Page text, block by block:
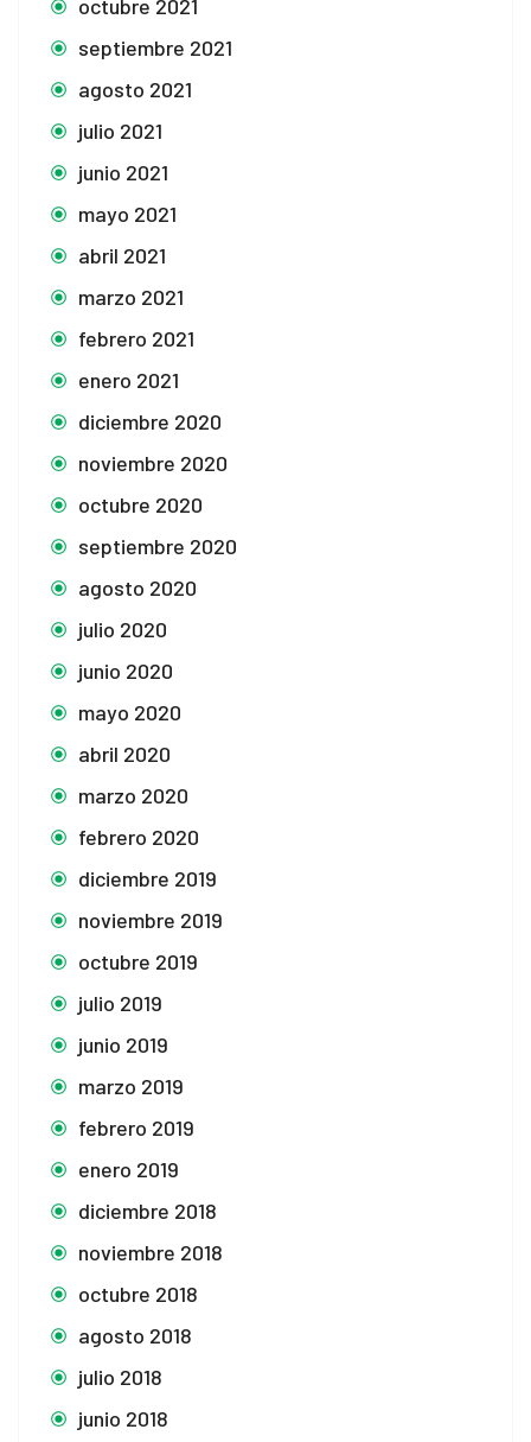
octubre 2021
septiembre 2021
agosto 2021
julio 2021
junio 2021
mayo 2021
abril 2021
marzo 2021
febrero 2021
enero 2021
diciembre 2020
noviembre 2020
octubre 2020
septiembre 2020
agosto 2020
julio 2020
junio 2020
mayo 2020
abril 2020
marzo 2020
febrero 2020
diciembre 2019
noviembre 2019
octubre 2019
julio 2019
junio 2019
marzo 2019
febrero 2019
enero 2019
diciembre 2018
noviembre 2018
octubre 2018
agosto 2018
julio 2018
junio 2018